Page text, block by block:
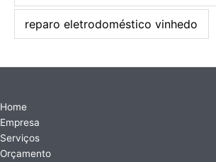
reparo eletrodoméstico vinhedo
Home
Empresa
Serviços
Orçamento